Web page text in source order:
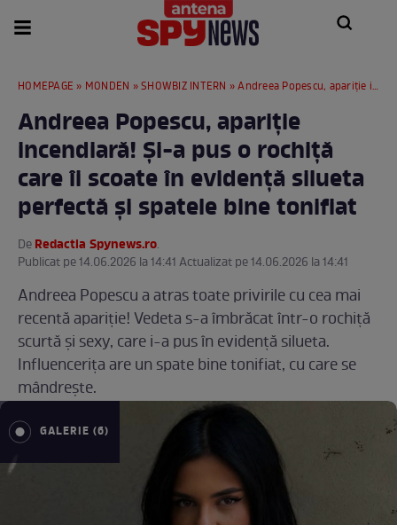
HOMEPAGE » MONDEN »SHOWBIZ INTERN » Andreea Popescu, apariție incendiară! Și-a pus o rochiță care îi scoate în evidență silueta perfectă și spatele bine tonifiat
Andreea Popescu, apariție
incendiară! Și-a pus o rochiță
care îi scoate în evidență silueta
perfectă și spatele bine tonifiat
DeRedactia Spynews.ro.
Publicat pe 14.06.2026 la 14:41 Actualizat pe 14.06.2026 la 14:41
Andreea Popescu a atras toate privirile cu cea mai
recentă apariție! Vedeta s-a îmbrăcat într-o rochiță
scurtă și sexy, care i-a pus în evidență silueta.
Influencerița are un spate bine tonifiat, cu care se
mândrește.
GALERIE (6)